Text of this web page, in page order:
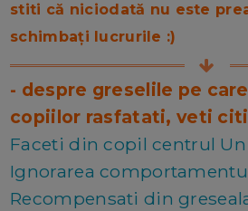
stiti că niciodată nu este
schimbați lucrurile :)
- despre greselile pe
copiilor rasfatati, veti
Faceti din copil centrul
Ignorarea
Recompensati din